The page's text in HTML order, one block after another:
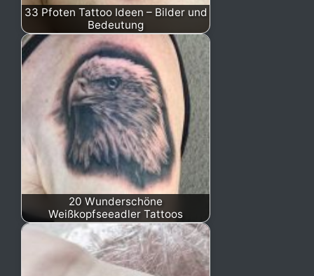
33 Pfoten Tattoo Ideen – Bilder und
Bedeutung
20 Wunderschöne
Weißkopfseeadler Tattoos